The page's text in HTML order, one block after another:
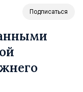
Подписаться